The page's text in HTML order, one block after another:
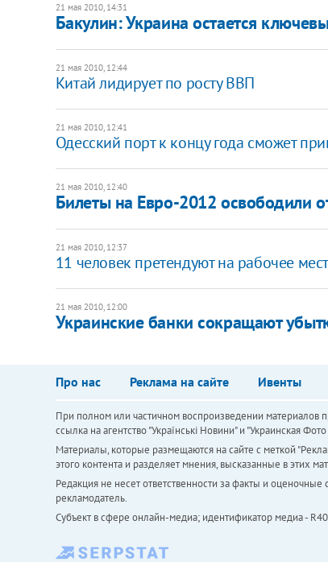
21 мая 2010, 14:31
Бакулин: Украина остается
21 мая 2010, 12:44
Китай лидирует по росту ВВП
21 мая 2010, 12:41
Одесский порт к концу года сможет
21 мая 2010, 12:40
Билеты на Евро-2012 освободили
21 мая 2010, 12:37
11 человек претендуют на рабочее
21 мая 2010, 12:00
Украинские банки сокращают
Про нас Реклама на сайте Ивенты
При полном или частичном воспроизведении материалов
ссылка на агентство "Українськi Новини" и "Украинская
Материалы, которые размещаются на сайте с меткой
этого контента и разделяет мнения, высказанные в этих
Редакция не несет ответственности за факты и
рекламодатель.
Субъект в сфере онлайн-медиа; идентификатор медиа -